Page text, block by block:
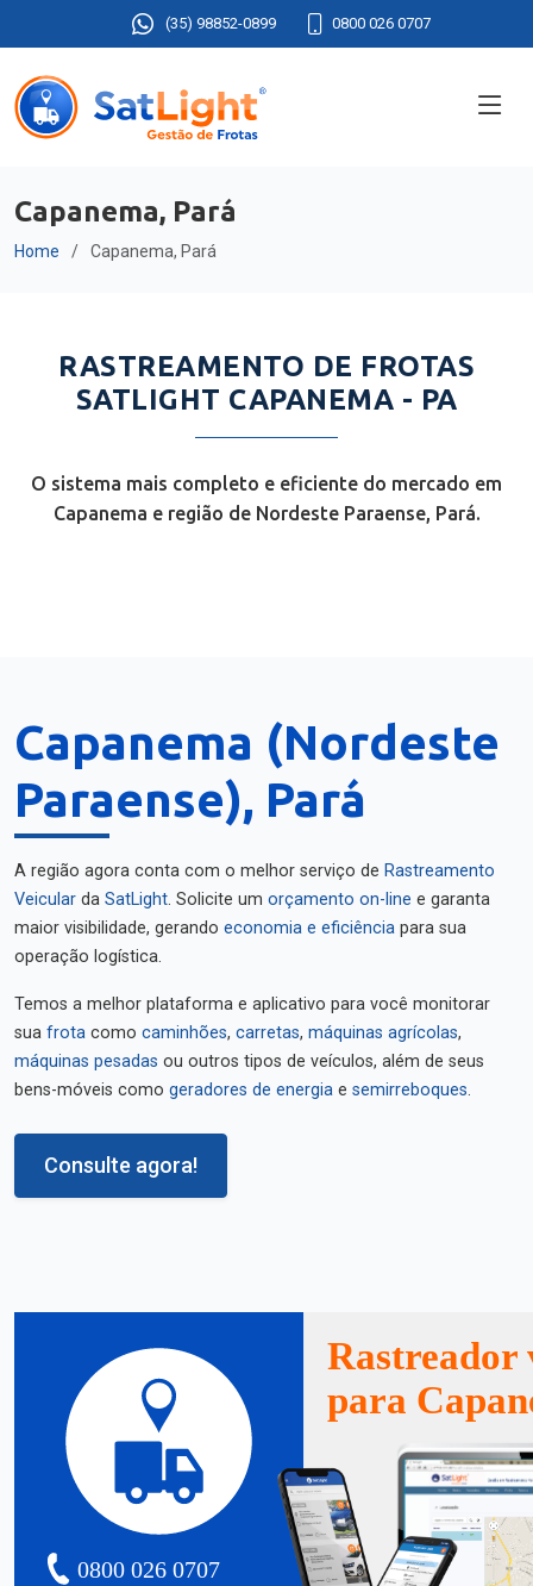
(35) 98852-0899 0800 026 0707
Capanema, Pará
Home Capanema, Pará
RASTREAMENTO DE FROTAS
SATLIGHT CAPANEMA - PA
O sistema mais completo e eficiente do mercado em
Capanema e região de Nordeste Paraense, Pará.
Capanema (Nordeste
Paraense), Pará
A região agora conta com o melhor serviço de Rastreamento
Veicular da SatLight. Solicite um orçamento on-line e garanta
maior visibilidade, gerando economia e eficiência para sua
operação logística.
Temos a melhor plataforma e aplicativo para você monitorar
sua frota como caminhões, carretas, máquinas agrícolas,
máquinas pesadas ou outros tipos de veículos, além de seus
bens-móveis como geradores de energia e semirreboques.
Consulte agora!
0800 026 0707
Rastreador
para